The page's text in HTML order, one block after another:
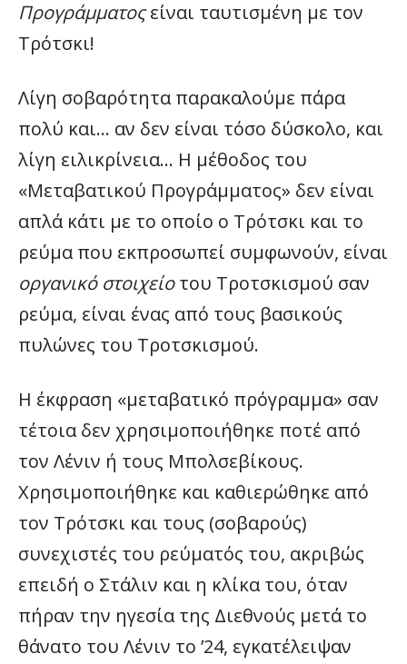
Προγράμματοςείναι ταυτισμένη με τον
Τρότσκι!
Λίγη σοβαρότητα παρακαλούμε πάρα
πολύ και… αν δεν είναι τόσο δύσκολο, και
λίγη ειλικρίνεια… Η μέθοδος του
«Μεταβατικού Προγράμματος» δεν είναι
απλά κάτι με το οποίο ο Τρότσκι και το
ρεύμα που εκπροσωπεί συμφωνούν, είναι
οργανικό στοιχείοτου Τροτσκισμού σαν
ρεύμα, είναι ένας από τους βασικούς
πυλώνες του Τροτσκισμού.
Η έκφραση «μεταβατικό πρόγραμμα» σαν
τέτοια δεν χρησιμοποιήθηκε ποτέ από
τον Λένιν ή τους Μπολσεβίκους.
Χρησιμοποιήθηκε και καθιερώθηκε από
τον Τρότσκι και τους (σοβαρούς)
συνεχιστές του ρεύματός του, ακριβώς
επειδή ο Στάλιν και η κλίκα του, όταν
πήραν την ηγεσία της Διεθνούς μετά το
θάνατο του Λένιν το ’24, εγκατέλειψαν